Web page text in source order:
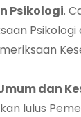
Psikologi.
dan
lulus